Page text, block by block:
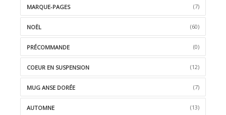
MARQUE-PAGES (7)
NOËL (60)
PRÉCOMMANDE (0)
COEUR EN SUSPENSION (12)
MUG ANSE DORÉE (7)
AUTOMNE (13)